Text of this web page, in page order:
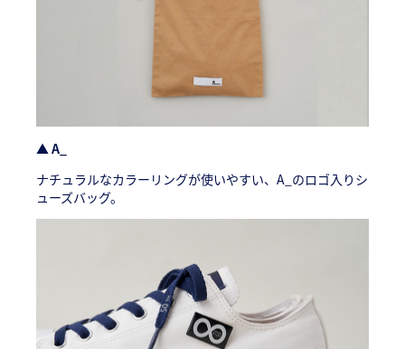
▲ A_
ナチュラルなカラーリングが使いやすい、A_のロゴ入りシ
ューズバッグ。